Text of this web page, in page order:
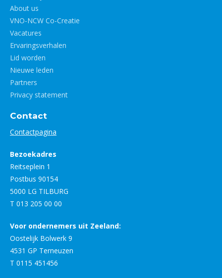
About us
VNO-NCW Co-Creatie
Vacatures
Ervaringsverhalen
Lid worden
Nieuwe leden
Partners
Privacy statement
Contact
Contactpagina
Bezoekadres
Reitseplein 1
Postbus 90154
5000 LG TILBURG
T 013 205 00 00
Voor ondernemers uit Zeeland:
Oostelijk Bolwerk 9
4531 GP Terneuzen
T 0115 451456